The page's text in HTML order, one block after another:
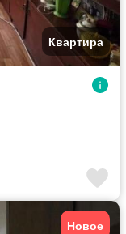
Квартира
Новое